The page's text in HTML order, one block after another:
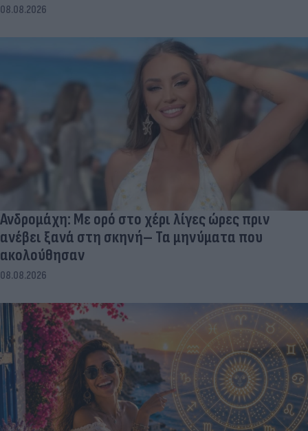
08.08.2026
Ανδρομάχη: Με ορό στο χέρι λίγες ώρες πριν
ανέβει ξανά στη σκηνή– Τα μηνύματα που
ακολούθησαν
08.08.2026